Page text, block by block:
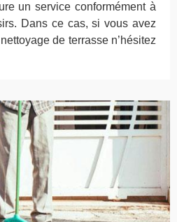
un service conformément à
Dans ce cas, si vous avez
de terrasse n’hésitez